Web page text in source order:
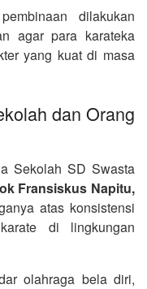
dilakukan
agar para karateka
yang kuat di masa
dan Orang
Sekolah SD Swasta
Fransiskus Napitu,
atas konsistensi
di lingkungan
olahraga bela diri,